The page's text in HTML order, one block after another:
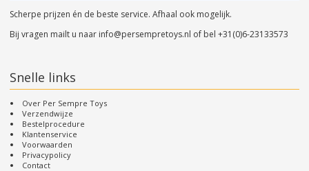
Scherpe prijzen én de beste service. Afhaal ook mogelijk.
Bij vragen mailt u naar info@persempretoys.nl of bel+31(0)6-23133573
Snelle links
Over Per Sempre Toys
Verzendwijze
Bestelprocedure
Klantenservice
Voorwaarden
Privacypolicy
Contact